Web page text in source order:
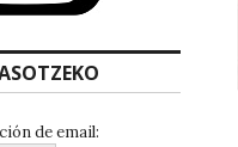
de email: